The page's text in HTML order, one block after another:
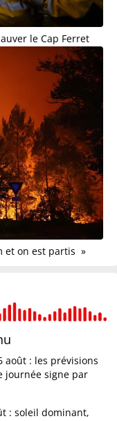
le Cap Ferret
et on est partis »
août : les prévisions
journée signe par
: soleil dominant,